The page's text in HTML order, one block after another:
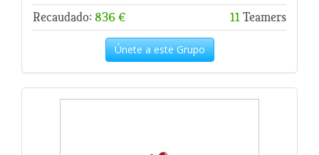
Recaudado: 836 € 11Teamers
Únete a este Grupo